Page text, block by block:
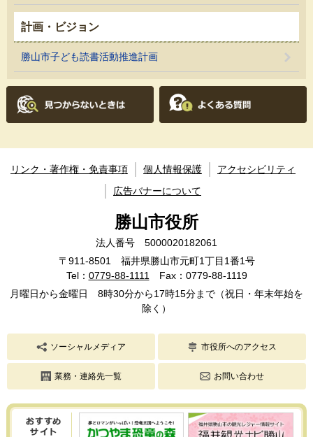
計画・ビジョン
勝山市子ども読書活動推進計画
リンク・著作権・免責事項 個人情報保護
アクセシビリティ
広告バナーについて
勝山市役所
法人番号 5000020182061
〒911-8501 福井県勝山市元町1丁目1番1号
Tel： 0779-88-1111
Fax：0779-88-1119
月曜日から金曜日 8時30分から17時15分まで（祝日・年末年始を
除く）
ソーシャルメディア 市役所へのアクセス
業務・連絡先一覧 お問い合わせ